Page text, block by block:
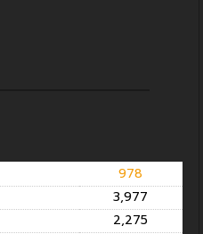
978
3,977
2,275